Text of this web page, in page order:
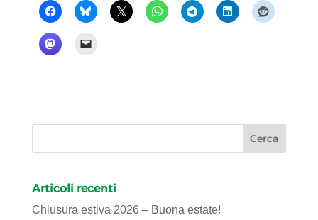
Articoli recenti
Chiusura estiva 2026 – Buona estate!